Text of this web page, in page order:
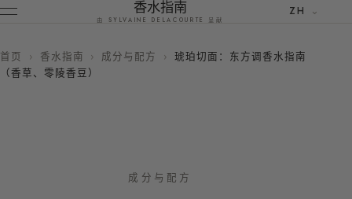
香水指南
由 SYLVAINE DELACOURTE 呈献
ZH
首页 › 香水指南 › 成分与配方 › 琥珀切面：东方调香水指南
（香草、零陵香豆）
成分与配方